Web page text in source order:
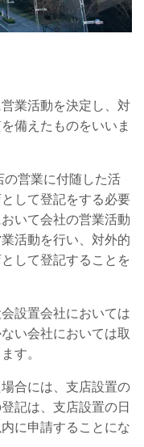
業活動を決定し、対
備えたものをいいま
の営業に付随した活
して登記をする必要
いて会社の営業活動
活動を行い、対外的
して登記することを
設置会社においては
い会社においては取
す。
合には、支店設置の
記は、支店設置の日
に申請することにな